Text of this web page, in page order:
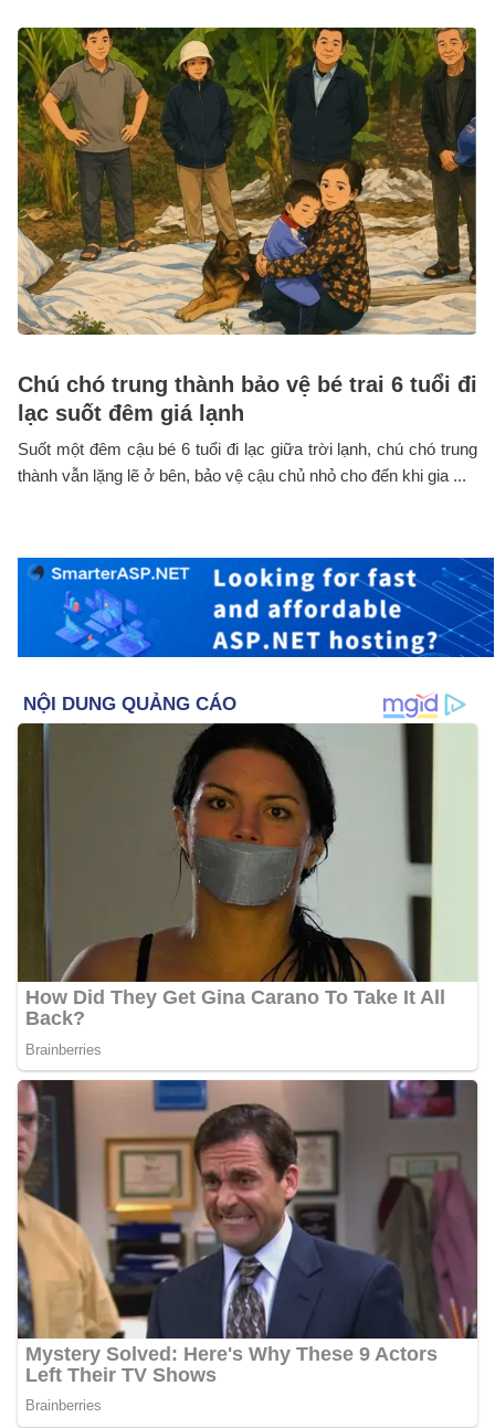
Chú chó trung thành bảo vệ bé trai 6 tuổi đi
lạc suốt đêm giá lạnh
Suốt một đêm cậu bé 6 tuổi đi lạc giữa trời lạnh, chú chó trung
thành vẫn lặng lẽ ở bên, bảo vệ cậu chủ nhỏ cho đến khi gia ...